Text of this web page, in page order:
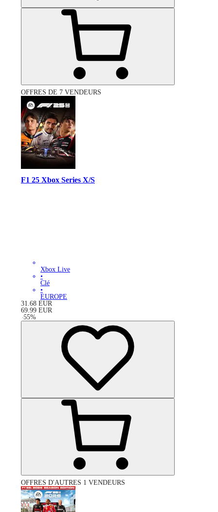
OFFRES DE 7 VENDEURS
F1 25 Xbox Series X/S
Xbox Live
•
Clé
•
EUROPE
31.68 EUR
69.99 EUR
-55%
OFFRES D'AUTRES 1 VENDEURS